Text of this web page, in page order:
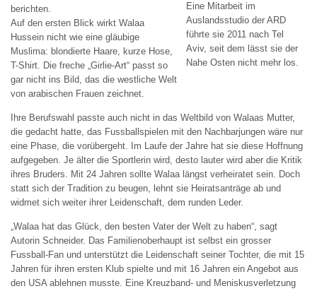
Eine Mitarbeit im
Auslandsstudio der ARD
führte sie 2011 nach Tel
Aviv, seit dem lässt sie der
Nahe Osten nicht mehr los.
berichten.
Auf den ersten Blick wirkt Walaa
Hussein nicht wie eine gläubige
Muslima: blondierte Haare, kurze Hose,
T-Shirt. Die freche „Girlie-Art“ passt so
gar nicht ins Bild, das die westliche Welt
von arabischen Frauen zeichnet.
Ihre Berufswahl passte auch nicht in das Weltbild von Walaas Mutter,
die gedacht hatte, das Fussballspielen mit den Nachbarjungen wäre nur
eine Phase, die vorübergeht. Im Laufe der Jahre hat sie diese Hoffnung
aufgegeben. Je älter die Sportlerin wird, desto lauter wird aber die Kritik
ihres Bruders. Mit 24 Jahren sollte Walaa längst verheiratet sein. Doch
statt sich der Tradition zu beugen, lehnt sie Heiratsanträge ab und
widmet sich weiter ihrer Leidenschaft, dem runden Leder.
„Walaa hat das Glück, den besten Vater der Welt zu haben“, sagt
Autorin Schneider. Das Familienoberhaupt ist selbst ein grosser
Fussball-Fan und unterstützt die Leidenschaft seiner Tochter, die mit 15
Jahren für ihren ersten Klub spielte und mit 16 Jahren ein Angebot aus
den USA ablehnen musste. Eine Kreuzband- und Meniskusverletzung